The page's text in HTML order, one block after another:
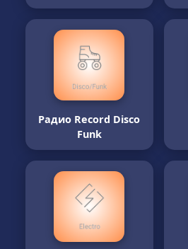
Радио Record Disco
Funk